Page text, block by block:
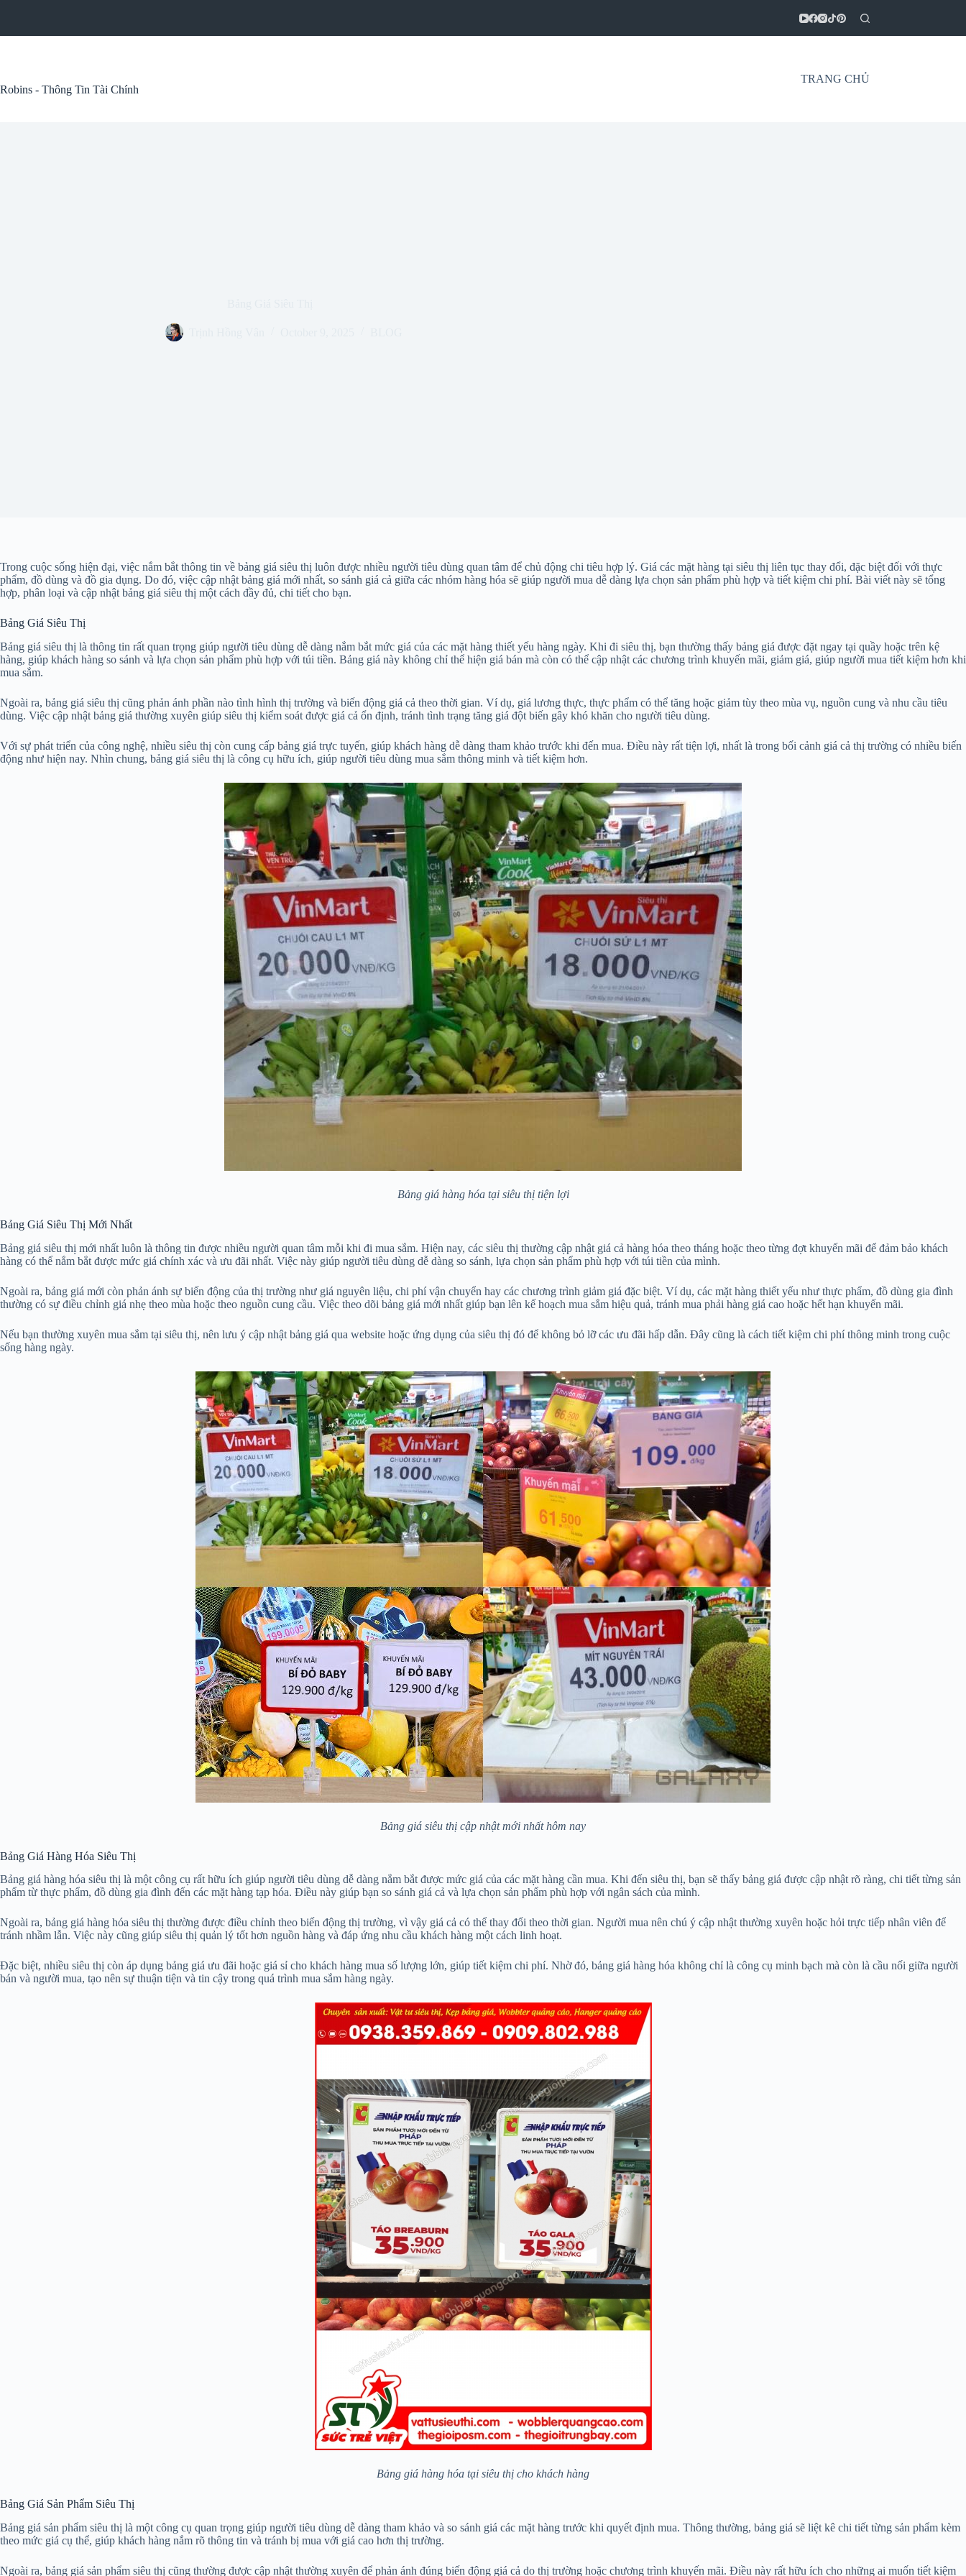
Robins - Thông Tin Tài Chính
TRANG CHỦ
Trong cuộc sống hiện đại, việc nắm bắt thông tin về bảng giá siêu thị luôn được nhiều người tiêu dùng quan tâm để chủ động chi tiêu hợp lý. Giá các mặt hàng tại siêu thị liên tục thay đổi, đặc biệt đối với thực
phẩm, đồ dùng và đồ gia dụng. Do đó, việc cập nhật bảng giá mới nhất, so sánh giá cả giữa các nhóm hàng hóa sẽ giúp người mua dễ dàng lựa chọn sản phẩm phù hợp và tiết kiệm chi phí. Bài viết này sẽ tổng
hợp, phân loại và cập nhật bảng giá siêu thị một cách đầy đủ, chi tiết cho bạn.
Bảng Giá Siêu Thị
Bảng giá siêu thị là thông tin rất quan trọng giúp người tiêu dùng dễ dàng nắm bắt mức giá của các mặt hàng thiết yếu hàng ngày. Khi đi siêu thị, bạn thường thấy bảng giá được đặt ngay tại quầy hoặc trên kệ
hàng, giúp khách hàng so sánh và lựa chọn sản phẩm phù hợp với túi tiền. Bảng giá này không chỉ thể hiện giá bán mà còn có thể cập nhật các chương trình khuyến mãi, giảm giá, giúp người mua tiết kiệm hơn khi
mua sắm.
Ngoài ra, bảng giá siêu thị cũng phản ánh phần nào tình hình thị trường và biến động giá cả theo thời gian. Ví dụ, giá lương thực, thực phẩm có thể tăng hoặc giảm tùy theo mùa vụ, nguồn cung và nhu cầu tiêu
dùng. Việc cập nhật bảng giá thường xuyên giúp siêu thị kiểm soát được giá cả ổn định, tránh tình trạng tăng giá đột biến gây khó khăn cho người tiêu dùng.
Với sự phát triển của công nghệ, nhiều siêu thị còn cung cấp bảng giá trực tuyến, giúp khách hàng dễ dàng tham khảo trước khi đến mua. Điều này rất tiện lợi, nhất là trong bối cảnh giá cả thị trường có nhiều biến
động như hiện nay. Nhìn chung, bảng giá siêu thị là công cụ hữu ích, giúp người tiêu dùng mua sắm thông minh và tiết kiệm hơn.
Bảng giá hàng hóa tại siêu thị tiện lợi
Bảng Giá Siêu Thị Mới Nhất
Bảng giá siêu thị mới nhất luôn là thông tin được nhiều người quan tâm mỗi khi đi mua sắm. Hiện nay, các siêu thị thường cập nhật giá cả hàng hóa theo tháng hoặc theo từng đợt khuyến mãi để đảm bảo khách
hàng có thể nắm bắt được mức giá chính xác và ưu đãi nhất. Việc này giúp người tiêu dùng dễ dàng so sánh, lựa chọn sản phẩm phù hợp với túi tiền của mình.
Ngoài ra, bảng giá mới còn phản ánh sự biến động của thị trường như giá nguyên liệu, chi phí vận chuyển hay các chương trình giảm giá đặc biệt. Ví dụ, các mặt hàng thiết yếu như thực phẩm, đồ dùng gia đình
thường có sự điều chỉnh giá nhẹ theo mùa hoặc theo nguồn cung cầu. Việc theo dõi bảng giá mới nhất giúp bạn lên kế hoạch mua sắm hiệu quả, tránh mua phải hàng giá cao hoặc hết hạn khuyến mãi.
Nếu bạn thường xuyên mua sắm tại siêu thị, nên lưu ý cập nhật bảng giá qua website hoặc ứng dụng của siêu thị đó để không bỏ lỡ các ưu đãi hấp dẫn. Đây cũng là cách tiết kiệm chi phí thông minh trong cuộc
sống hàng ngày.
Bảng giá siêu thị cập nhật mới nhất hôm nay
Bảng Giá Hàng Hóa Siêu Thị
Bảng giá hàng hóa siêu thị là một công cụ rất hữu ích giúp người tiêu dùng dễ dàng nắm bắt được mức giá của các mặt hàng cần mua. Khi đến siêu thị, bạn sẽ thấy bảng giá được cập nhật rõ ràng, chi tiết từng sản
phẩm từ thực phẩm, đồ dùng gia đình đến các mặt hàng tạp hóa. Điều này giúp bạn so sánh giá cả và lựa chọn sản phẩm phù hợp với ngân sách của mình.
Ngoài ra, bảng giá hàng hóa siêu thị thường được điều chỉnh theo biến động thị trường, vì vậy giá cả có thể thay đổi theo thời gian. Người mua nên chú ý cập nhật thường xuyên hoặc hỏi trực tiếp nhân viên để
tránh nhầm lẫn. Việc này cũng giúp siêu thị quản lý tốt hơn nguồn hàng và đáp ứng nhu cầu khách hàng một cách linh hoạt.
Đặc biệt, nhiều siêu thị còn áp dụng bảng giá ưu đãi hoặc giá sỉ cho khách hàng mua số lượng lớn, giúp tiết kiệm chi phí. Nhờ đó, bảng giá hàng hóa không chỉ là công cụ minh bạch mà còn là cầu nối giữa người
bán và người mua, tạo nên sự thuận tiện và tin cậy trong quá trình mua sắm hàng ngày.
Bảng giá hàng hóa tại siêu thị cho khách hàng
Bảng Giá Sản Phẩm Siêu Thị
Bảng giá sản phẩm siêu thị là một công cụ quan trọng giúp người tiêu dùng dễ dàng tham khảo và so sánh giá các mặt hàng trước khi quyết định mua. Thông thường, bảng giá sẽ liệt kê chi tiết từng sản phẩm kèm
theo mức giá cụ thể, giúp khách hàng nắm rõ thông tin và tránh bị mua với giá cao hơn thị trường.
Ngoài ra, bảng giá sản phẩm siêu thị cũng thường được cập nhật thường xuyên để phản ánh đúng biến động giá cả do thị trường hoặc chương trình khuyến mãi. Điều này rất hữu ích cho những ai muốn tiết kiệm